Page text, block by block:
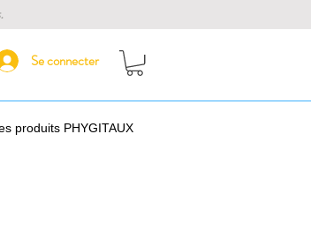
Se connecter
produits PHYGITAUX